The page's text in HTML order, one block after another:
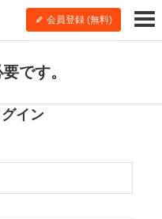
会員登録 (無料)
です。
イン